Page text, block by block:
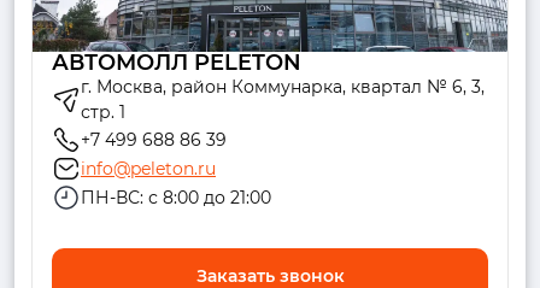
АВТОМОЛЛ PELETON
г. Москва, район Коммунарка, квартал № 6, 3,
стр. 1
+7 499 688 86 39
info@peleton.ru
ПН-ВС: с 8:00 до 21:00
Заказать звонок